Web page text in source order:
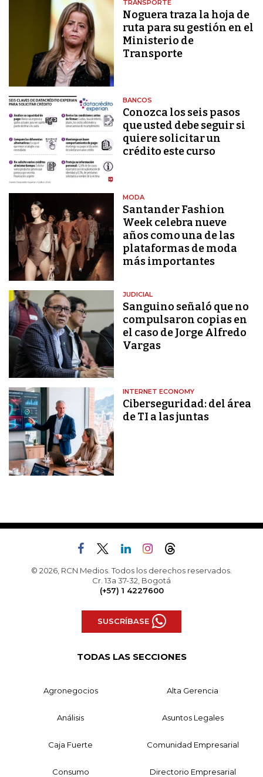
TRANSPORTE
Noguera traza la hoja de
ruta para su gestión en el
Ministerio de
Transporte
BANCOS
Conozca los seis pasos
que usted debe seguir si
quiere solicitar un
crédito este curso
MODA
Santander Fashion
Week celebra nueve
años como una de las
plataformas de moda
más importantes
JUDICIAL
Sanguino señaló que no
compulsaron copias en
el caso de Jorge Alfredo
Vargas
INTERNET ECONOMY
Ciberseguridad: del área
de TI a las juntas
© 2026, RCN Medios. Todos los derechos reservados.
Cr. 13a 37-32, Bogotá
(+57) 1 4227600
SUSCRÍBASE
TODAS LAS SECCIONES
Agronegocios Alta Gerencia
Análisis Asuntos Legales
Caja Fuerte Comunidad Empresarial
Consumo Directorio Empresarial